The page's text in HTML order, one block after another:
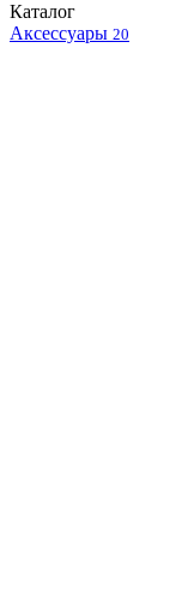
Каталог
Аксессуары 20